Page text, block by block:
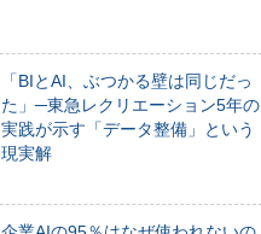
「BIとAI、ぶつかる壁は同じだっ
た」─東急レクリエーション5年の
実践が示す「データ整備」という
現実解